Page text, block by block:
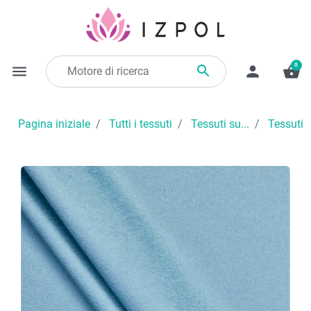
menu  person shopping_basket
0
Pagina iniziale Tutti i tessuti Tessuti su... Tessuti